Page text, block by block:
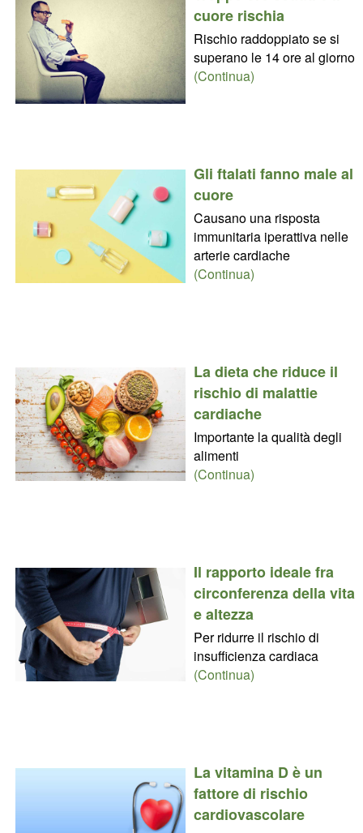
cuore rischia
Rischio raddoppiato se si
superano le 14 ore al giorno
(Continua)
Gli ftalati fanno male al
cuore
Causano una risposta
immunitaria iperattiva nelle
arterie cardiache
(Continua)
La dieta che riduce il
rischio di malattie
cardiache
Importante la qualità degli
alimenti
(Continua)
Il rapporto ideale fra
circonferenza della vita
e altezza
Per ridurre il rischio di
insufficienza cardiaca
(Continua)
La vitamina D è un
fattore di rischio
cardiovascolare